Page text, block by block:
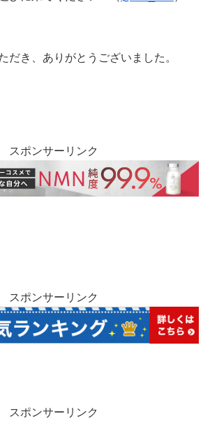
だき、ありがとうございました。
スポンサーリンク
スポンサーリンク
スポンサーリンク